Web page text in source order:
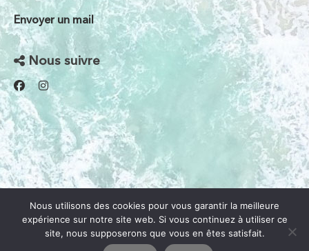
Envoyer un mail
Nous suivre
© 2026 La siesta L'arroseria |Site créé avec passion
Nous utilisons des cookies pour vous garantir la meilleure
expérience sur notre site web. Si vous continuez à utiliser ce
site, nous supposerons que vous en êtes satisfait.